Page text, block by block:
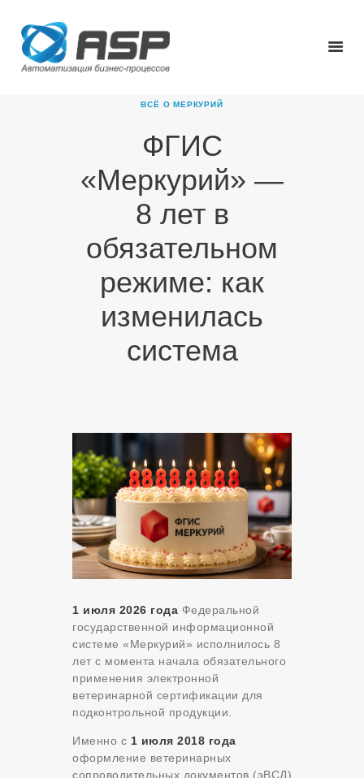
ВСЁ О МЕРКУРИЙ
ФГИС
«Меркурий» —
8 лет в
обязательном
режиме: как
изменилась
система
О КОМПАНИИ
ПРОДУКТЫ
НОВОСТИ
КАРЬЕРА
ПАРТНЕРЫ
КОНТАКТЫ
1 июля 2026 года Федеральной
государственной информационной
системе «Меркурий» исполнилось 8
лет с момента начала обязательного
применения электронной
ветеринарной сертификации для
подконтрольной продукции.
Именно с 1 июля 2018 года
оформление ветеринарных
сопроводительных документов (эВСД)